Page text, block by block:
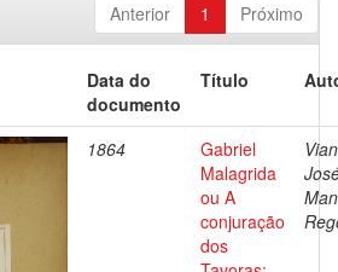
Anterior 1 Próximo
Data do
documento
Título
1864
Gabriel
Malagrida
ou A
conjuração
dos